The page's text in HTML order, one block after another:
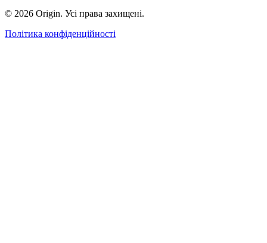
© 2026 Origin. Усі права захищені.
Політика конфіденційності